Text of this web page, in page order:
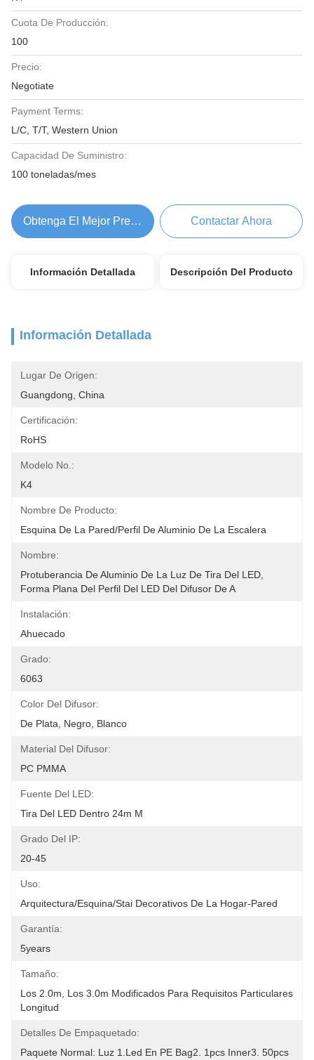
Cuota De Producción:
100
Precio:
Negotiate
Payment Terms:
L/C, T/T, Western Union
Capacidad De Suministro:
100 toneladas/mes
Obtenga El Mejor Precio Contactar Ahora
Información Detallada Descripción Del Producto
Información Detallada
Lugar De Origen:
Guangdong, China
Certificación:
RoHS
Modelo No.:
K4
Nombre De Producto:
Esquina De La Pared/perfil De Aluminio De La Escalera
Nombre:
Protuberancia De Aluminio De La Luz De Tira Del LED,
Forma Plana Del Perfil Del LED Del Difusor De A
Instalación:
Ahuecado
Grado:
6063
Color Del Difusor:
De Plata, Negro, Blanco
Material Del Difusor:
PC PMMA
Fuente Del LED:
Tira Del LED Dentro 24m M
Grado Del IP:
20-45
Uso:
Arquitectura/esquina/Stai Decorativos De La Hogar-Pared
Garantía:
5years
Tamaño:
Los 2.0m, Los 3.0m Modificados Para Requisitos Particulares
Longitud
Detalles De Empaquetado:
Paquete Normal: Luz 1.led En PE Bag2. 1pcs Inner3. 50pcs